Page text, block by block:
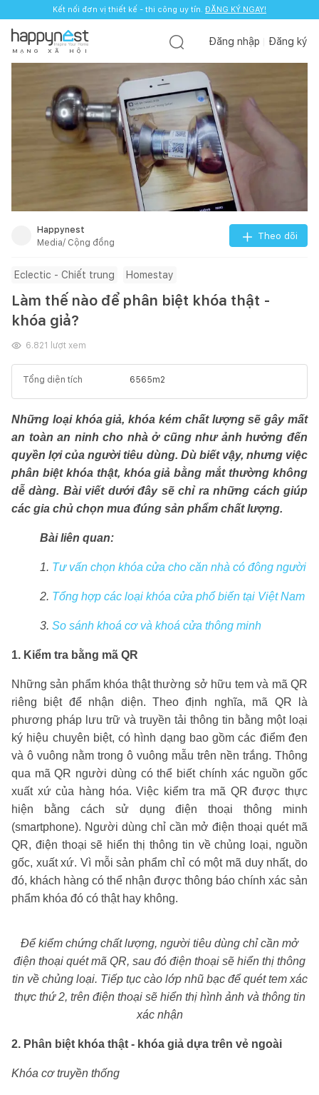
Kết nối đơn vị thiết kế - thi công uy tín. ĐĂNG KÝ NGAY!
M Ạ N G X Ã H Ộ I
Đăng nhập Đăng ký
Happynest
Media/ Cộng đồng
Theo dõi
Eclectic - Chiết trung Homestay
Làm thế nào để phân biệt khóa thật -
khóa giả?
6.821 lượt xem
Tổng diện tích 6565m2
Những loại khóa giả, khóa kém chất lượng sẽ gây mất
an toàn an ninh cho nhà ở cũng như ảnh hưởng đến
quyền lợi của người tiêu dùng. Dù biết vậy, nhưng việc
phân biệt khóa thật, khóa giả bằng mắt thường không
dễ dàng. Bài viết dưới đây sẽ chỉ ra những cách giúp
các gia chủ chọn mua đúng sản phẩm chất lượng.
Bài liên quan:
1. Tư vấn chọn khóa cửa cho căn nhà có đông người
2. Tổng hợp các loại khóa cửa phổ biến tại Việt Nam
3. So sánh khoá cơ và khoá cửa thông minh
1. Kiểm tra bằng mã QR
Những sản phẩm khóa thật thường sở hữu tem và mã QR
riêng biệt để nhận diện. Theo định nghĩa, mã QR là
phương pháp lưu trữ và truyền tải thông tin bằng một loại
ký hiệu chuyên biệt, có hình dạng bao gồm các điểm đen
và ô vuông nằm trong ô vuông mẫu trên nền trắng. Thông
qua mã QR người dùng có thể biết chính xác nguồn gốc
xuất xứ của hàng hóa. Việc kiểm tra mã QR được thực
hiện bằng cách sử dụng điện thoại thông minh
(smartphone). Người dùng chỉ cần mở điện thoại quét mã
QR, điện thoại sẽ hiển thị thông tin về chủng loại, nguồn
gốc, xuất xứ. Vì mỗi sản phẩm chỉ có một mã duy nhất, do
đó, khách hàng có thể nhận được thông báo chính xác sản
phẩm khóa đó có thật hay không.
Để kiểm chứng chất lượng, người tiêu dùng chỉ cần mở
điện thoại quét mã QR, sau đó điện thoại sẽ hiển thị thông
tin về chủng loại. Tiếp tục cào lớp nhũ bạc để quét tem xác
thực thứ 2, trên điện thoại sẽ hiển thị hình ảnh và thông tin
xác nhận
2. Phân biệt khóa thật - khóa giả dựa trên vẻ ngoài
Khóa cơ truyền thống